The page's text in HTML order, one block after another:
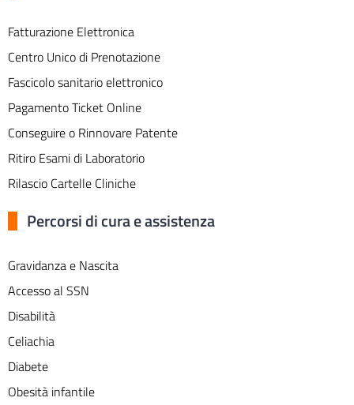
Fatturazione Elettronica
Centro Unico di Prenotazione
Fascicolo sanitario elettronico
Pagamento Ticket Online
Conseguire o Rinnovare Patente
Ritiro Esami di Laboratorio
Rilascio Cartelle Cliniche
Percorsi di cura e assistenza
Gravidanza e Nascita
Accesso al SSN
Disabilità
Celiachia
Diabete
Obesità infantile